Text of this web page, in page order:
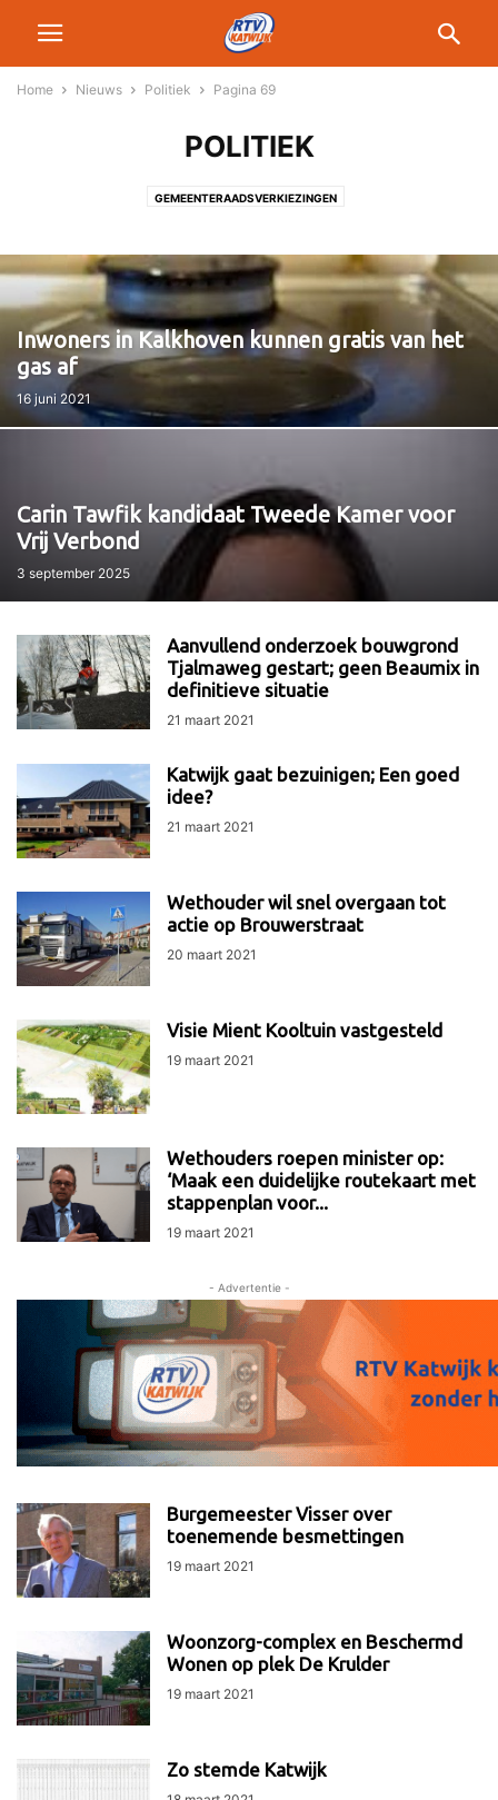
Home Nieuws Politiek Pagina 69
POLITIEK
GEMEENTERAADSVERKIEZINGEN
Inwoners in Kalkhoven kunnen gratis van het
gas af
16 juni 2021
Carin Tawfik kandidaat Tweede Kamer voor
Vrij Verbond
3 september 2025
Aanvullend onderzoek bouwgrond
Tjalmaweg gestart; geen Beaumix in
definitieve situatie
21 maart 2021
Katwijk gaat bezuinigen; Een goed
idee?
21 maart 2021
Wethouder wil snel overgaan tot
actie op Brouwerstraat
20 maart 2021
Visie Mient Kooltuin vastgesteld
19 maart 2021
Wethouders roepen minister op:
‘Maak een duidelijke routekaart met
stappenplan voor...
19 maart 2021
- Advertentie -
Burgemeester Visser over
toenemende besmettingen
19 maart 2021
Woonzorg-complex en Beschermd
Wonen op plek De Krulder
19 maart 2021
Zo stemde Katwijk